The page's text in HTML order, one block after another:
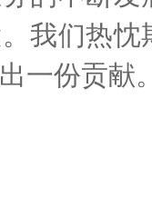
我们热
一份贡献